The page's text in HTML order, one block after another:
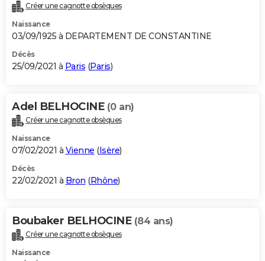
Créer une cagnotte obsèques
Naissance
03/09/1925 à DEPARTEMENT DE CONSTANTINE
Décès
25/09/2021 à Paris (Paris)
Adel BELHOCINE (0 an)
Créer une cagnotte obsèques
Naissance
07/02/2021 à Vienne (Isère)
Décès
22/02/2021 à Bron (Rhône)
Boubaker BELHOCINE (84 ans)
Créer une cagnotte obsèques
Naissance